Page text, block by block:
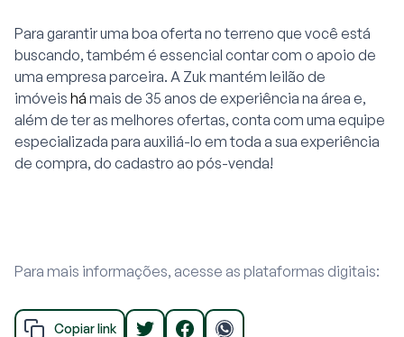
Para garantir uma boa oferta no terreno que você está
buscando, também é essencial contar com o apoio de
uma empresa parceira. A Zuk mantém leilão de
imóveis há mais de 35 anos de experiência na área e,
além de ter as melhores ofertas, conta com uma equipe
especializada para auxiliá-lo em toda a sua experiência
de compra, do cadastro ao pós-venda!
Para mais informações, acesse as plataformas digitais:
Copiar link